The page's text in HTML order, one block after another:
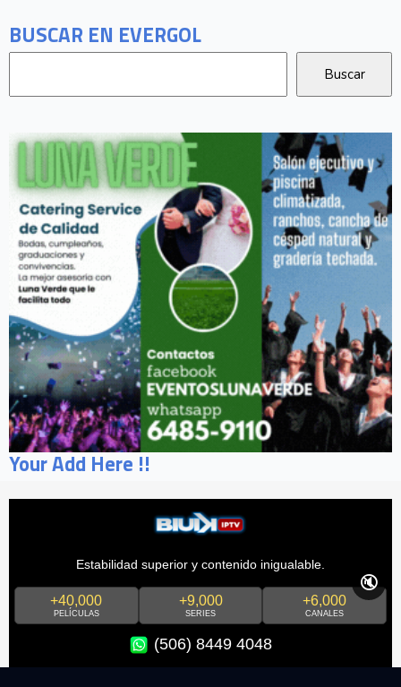
BUSCAR EN EVERGOL
Your Add Here !!
Estabilidad superior y contenido inigualable.
+40,000
PELÍCULAS
+9,000
SERIES
+6,000
CANALES
(506) 8449 4048
🔇